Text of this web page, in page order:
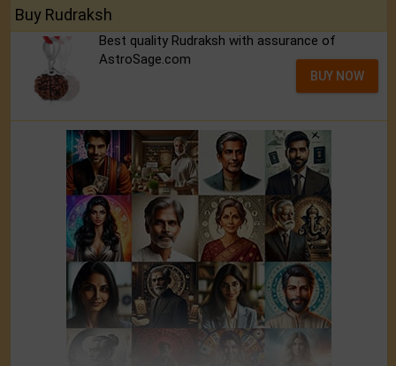
Buy Rudraksh
Best quality Rudraksh with assurance of
AstroSage.com
BUY NOW